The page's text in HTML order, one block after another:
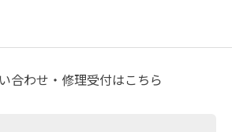
合わせ・修理受付はこちら
がらない 分析のテクニックあれこ